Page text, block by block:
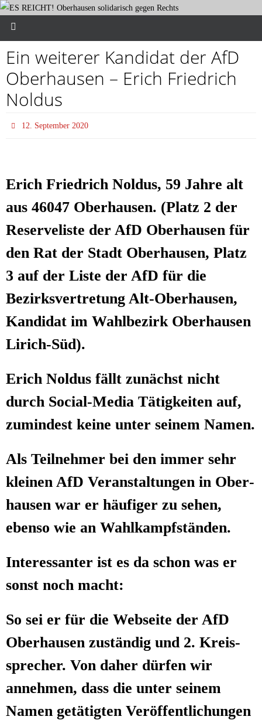
Ein wei­te­rer Kan­di­dat der AfD
Ober­hau­sen – Erich Fried­rich
Noldus
12. September 2020
Erich Fried­rich Nol­dus, 59 Jah­re alt
aus 46047 Ober­hau­sen. (Platz 2 der
Reser­ve­lis­te der AfD Ober­hau­sen für
den Rat der Stadt Ober­hau­sen, Platz
3 auf der Lis­te der AfD für die
Bezirks­ver­tre­tung Alt-Ober­hau­sen,
Kan­di­dat im Wahl­be­zirk Ober­hau­sen
Lirich-Süd).
Erich Nol­dus fällt zunächst nicht
durch Social-Media Tätig­kei­ten auf,
zumin­dest kei­ne unter sei­nem Namen.
Als Teil­neh­mer bei den immer sehr
klei­nen AfD Ver­an­stal­tun­gen in Ober­
hau­sen war er häu­fi­ger zu sehen,
eben­so wie an Wahlkampfständen.
Inter­es­san­ter ist es da schon was er
sonst noch macht:
So sei er für die Web­sei­te der AfD
Ober­hau­sen zustän­dig und 2. Kreis­
spre­cher. Von daher dür­fen wir
anneh­men, dass die unter sei­nem
Namen getä­tig­ten Ver­öf­fent­li­chun­gen